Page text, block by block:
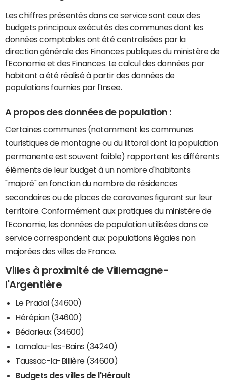
Les chiffres présentés dans ce service sont ceux des
budgets principaux exécutés des communes dont les
données comptables ont été centralisées par la
direction générale des Finances publiques du ministère de
l'Economie et des Finances. Le calcul des données par
habitant a été réalisé à partir des données de
populations fournies par l'Insee.
A propos des données de population :
Certaines communes (notamment les communes
touristiques de montagne ou du littoral dont la population
permanente est souvent faible) rapportent les différents
éléments de leur budget à un nombre d'habitants
"majoré" en fonction du nombre de résidences
secondaires ou de places de caravanes figurant sur leur
territoire. Conformément aux pratiques du ministère de
l'Economie, les données de population utilisées dans ce
service correspondent aux populations légales non
majorées des villes de France.
Villes à proximité de Villemagne-
l'Argentière
Le Pradal (34600)
Hérépian (34600)
Bédarieux (34600)
Lamalou-les-Bains (34240)
Taussac-la-Billière (34600)
Budgets des villes de l'Hérault